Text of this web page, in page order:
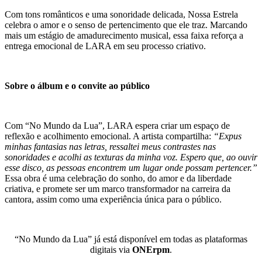
Com tons românticos e uma sonoridade delicada, Nossa Estrela
celebra o amor e o senso de pertencimento que ele traz. Marcando
mais um estágio de amadurecimento musical, essa faixa reforça a
entrega emocional de LARA em seu processo criativo.
Sobre o álbum e o convite ao público
Com “No Mundo da Lua”, LARA espera criar um espaço de
reflexão e acolhimento emocional. A artista compartilha: “Expus
minhas fantasias nas letras, ressaltei meus contrastes nas
sonoridades e acolhi as texturas da minha voz. Espero que, ao ouvir
esse disco, as pessoas encontrem um lugar onde possam pertencer.”
Essa obra é uma celebração do sonho, do amor e da liberdade
criativa, e promete ser um marco transformador na carreira da
cantora, assim como uma experiência única para o público.
“No Mundo da Lua” já está disponível em todas as plataformas
digitais via ONErpm.